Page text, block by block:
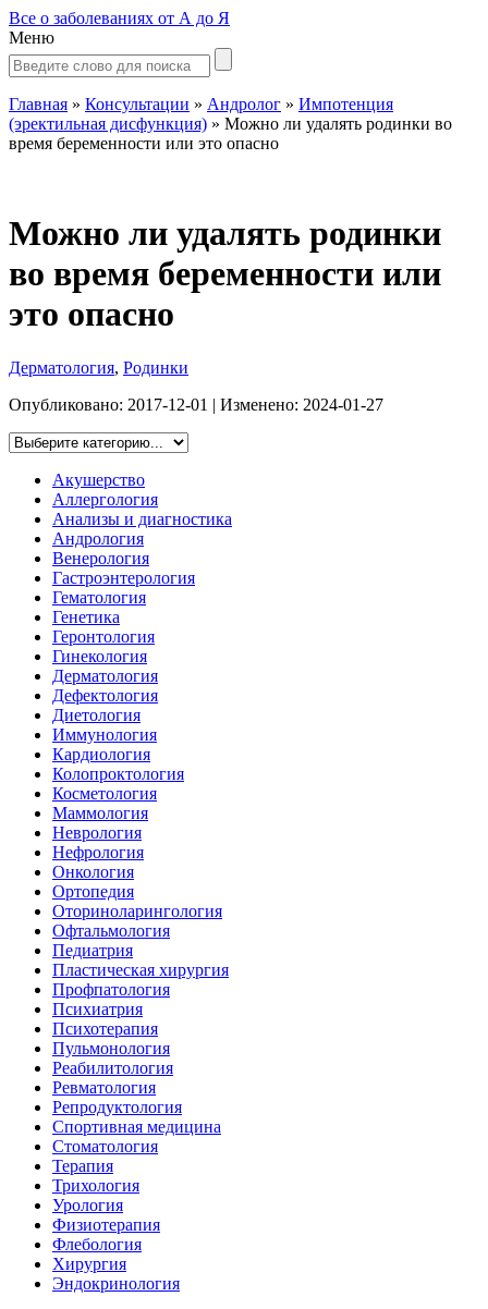
Все о заболеваниях от А до Я
Меню
Главная » Консультации » Андролог » Импотенция
(эректильная дисфункция) » Можно ли удалять родинки во
время беременности или это опасно
Можно ли удалять родинки
во время беременности или
это опасно
Дерматология, Родинки
Опубликовано: 2017-12-01 | Изменено: 2024-01-27
Акушерство
Аллергология
Анализы и диагностика
Андрология
Венерология
Гастроэнтерология
Гематология
Генетика
Геронтология
Гинекология
Дерматология
Дефектология
Диетология
Иммунология
Кардиология
Колопроктология
Косметология
Маммология
Неврология
Нефрология
Онкология
Ортопедия
Оториноларингология
Офтальмология
Педиатрия
Пластическая хирургия
Профпатология
Психиатрия
Психотерапия
Пульмонология
Реабилитология
Ревматология
Репродуктология
Спортивная медицина
Стоматология
Терапия
Трихология
Урология
Физиотерапия
Флебология
Хирургия
Эндокринология